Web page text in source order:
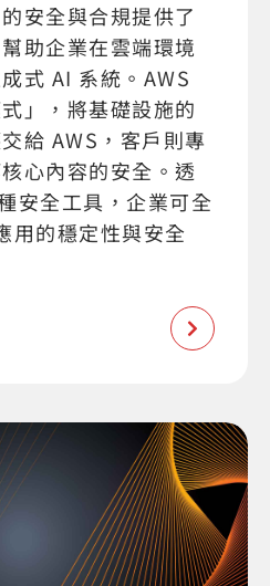
安全與合規提供了
助企業在雲端環境
式 AI 系統。AWS
」，將基礎設施的
給 AWS，客戶則專
心內容的安全。透
安全工具，企業可全
用的穩定性與安全